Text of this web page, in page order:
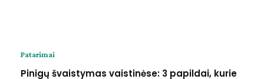
Patarimai
Pinigų švaistymas vaistinėse: 3 papildai, kurie